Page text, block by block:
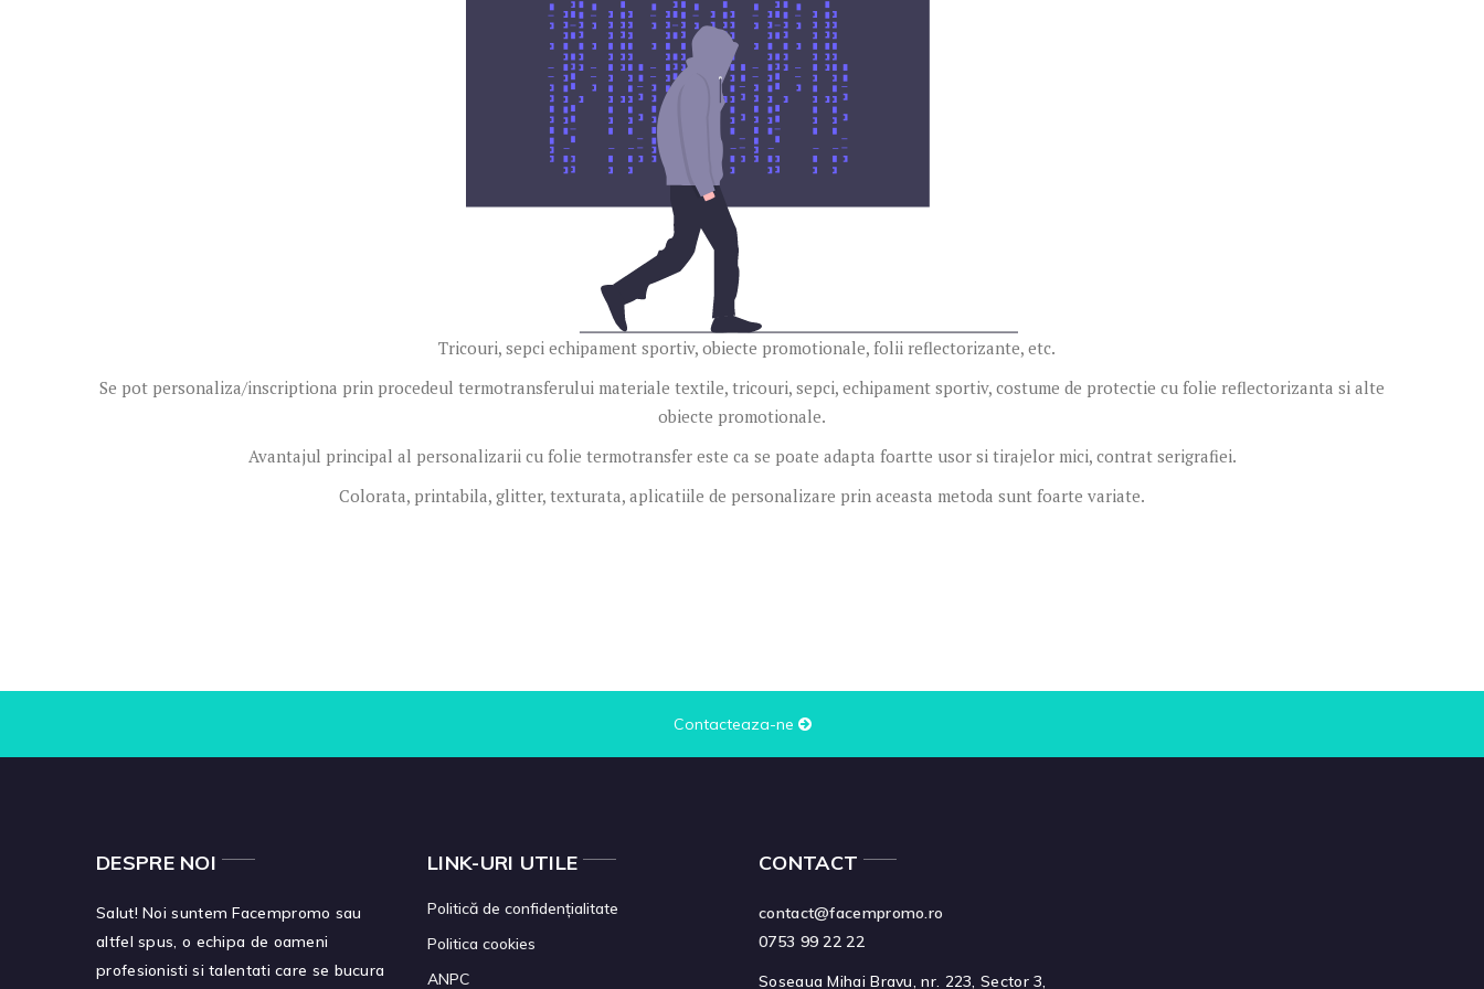
Tricouri, sepci echipament sportiv, obiecte promotionale, folii reflectorizante, etc.
Se pot personaliza/inscriptiona prin procedeul termotransferului materiale textile, tricouri, sepci, echipament sportiv, costume de protectie cu folie reflectorizanta si alte
obiecte promotionale.
Avantajul principal al personalizarii cu folie termotransfer este ca se poate adapta foartte usor si tirajelor mici, contrat serigrafiei.
Colorata, printabila, glitter, texturata, aplicatiile de personalizare prin aceasta metoda sunt foarte variate.
Contacteaza-ne
DESPRE NOI
Salut! Noi suntem Facempromo sau
altfel spus, o echipa de oameni
profesionisti si talentati care se bucura
LINK-URI UTILE
Politică de confidențialitate
Politica cookies
ANPC
CONTACT
contact@facempromo.ro
0753 99 22 22
Soseaua Mihai Bravu, nr. 223, Sector 3,